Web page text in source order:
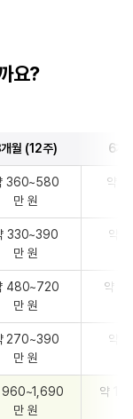
요?
월 (12주) 6개
360~580
만 원
약
330~390
만 원
약
480~720
만 원
약
270~390
만 원
약
960~1,690
만 원
약